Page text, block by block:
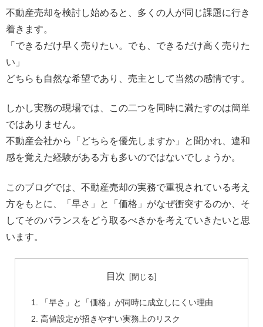
不動産売却を検討し始めると、多くの人が同じ課題に行き
着きます。
「できるだけ早く売りたい。でも、できるだけ高く売りた
い」
どちらも自然な希望であり、売主として当然の感情です。
しかし実務の現場では、この二つを同時に満たすのは簡単
ではありません。
不動産会社から「どちらを優先しますか」と聞かれ、違和
感を覚えた経験がある方も多いのではないでしょうか。
このブログでは、不動産売却の実務で重視されている考え
方をもとに、「早さ」と「価格」がなぜ衝突するのか、そ
してそのバランスをどう取るべきかを考えていきたいと思
います。
目次
「早さ」と「価格」が同時に成立しにくい理由
高値設定が招きやすい実務上のリスク